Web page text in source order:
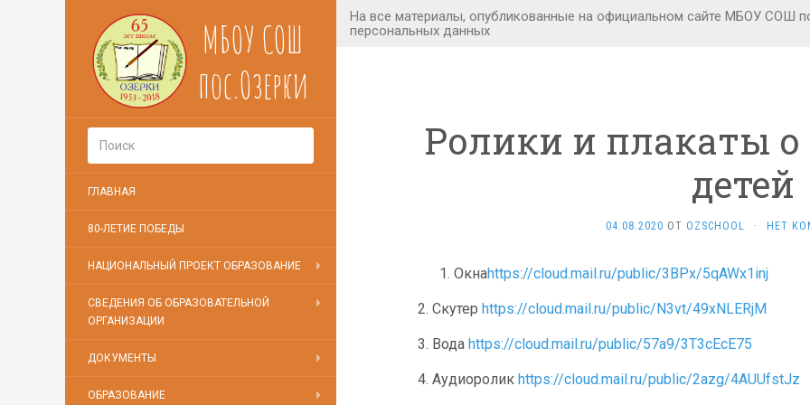
МБОУ СОШ
пос.Озерки
ГЛАВНАЯ
80-ЛЕТИЕ ПОБЕДЫ
НАЦИОНАЛЬНЫЙ ПРОЕКТ ОБРАЗОВАНИЕ
СВЕДЕНИЯ ОБ ОБРАЗОВАТЕЛЬНОЙ
ОРГАНИЗАЦИИ
ДОКУМЕНТЫ
ОБРАЗОВАНИЕ
Ролики и плакаты о
детей
04.08.2020 ОТ OZSCHOOL · НЕТ
Окнаhttps://cloud.mail.ru/public/3BPx/5qAWx1inj
2. Скутер https://cloud.mail.ru/public/N3vt/49xNLERjM
3. Вода https://cloud.mail.ru/public/57a9/3T3cEcE75
4. Аудиоролик https://cloud.mail.ru/public/2azg/4AUUfstJz